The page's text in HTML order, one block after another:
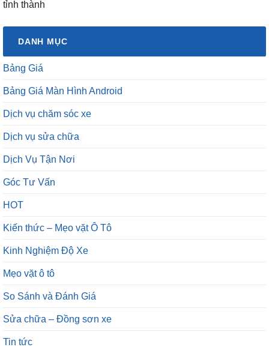
tỉnh thành
DANH MỤC
Bảng Giá
Bảng Giá Màn Hình Android
Dịch vụ chăm sóc xe
Dịch vụ sửa chữa
Dịch Vụ Tận Nơi
Góc Tư Vấn
HOT
Kiến thức – Mẹo vặt Ô Tô
Kinh Nghiệm Độ Xe
Mẹo vặt ô tô
So Sánh và Đánh Giá
Sửa chữa – Đồng sơn xe
Tin tức